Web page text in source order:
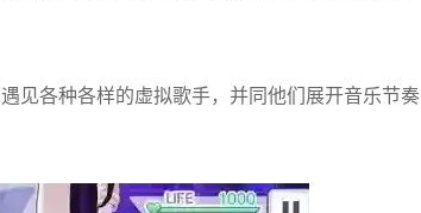
见各种各样的虚拟歌手，并同他们展开音乐节奏